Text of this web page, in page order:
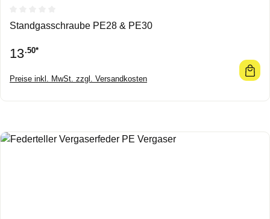
Durchschnittliche Bewertung von 0 von 5 Sternen
Standgasschraube PE28 & PE30
13.50*
Preise inkl. MwSt. zzgl. Versandkosten